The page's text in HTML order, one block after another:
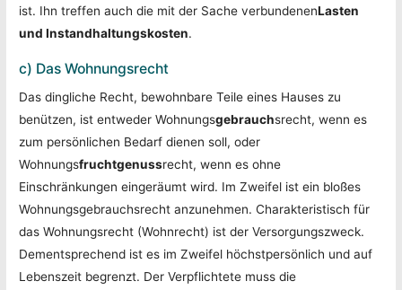
ist. Ihn treffen auch die mit der Sache verbundenenLasten
und Instandhaltungskosten.
c) Das Wohnungsrecht
Das dingliche Recht, bewohnbare Teile eines Hauses zu
benützen, ist entweder Wohnungsgebrauchsrecht, wenn es
zum persönlichen Bedarf dienen soll, oder
Wohnungsfruchtgenussrecht, wenn es ohne
Einschränkungen eingeräumt wird. Im Zweifel ist ein bloßes
Wohnungsgebrauchsrecht anzunehmen. Charakteristisch für
das Wohnungsrecht (Wohnrecht) ist der Versorgungszweck.
Dementsprechend ist es im Zweifel höchstpersönlich und auf
Lebenszeit begrenzt. Der Verpflichtete muss die